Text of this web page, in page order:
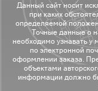
Данный сайт носит
при каких
определяемой
Точные данные о
необходимо узнавать
по электронной
оформлении заказа.
объектами
информации должно